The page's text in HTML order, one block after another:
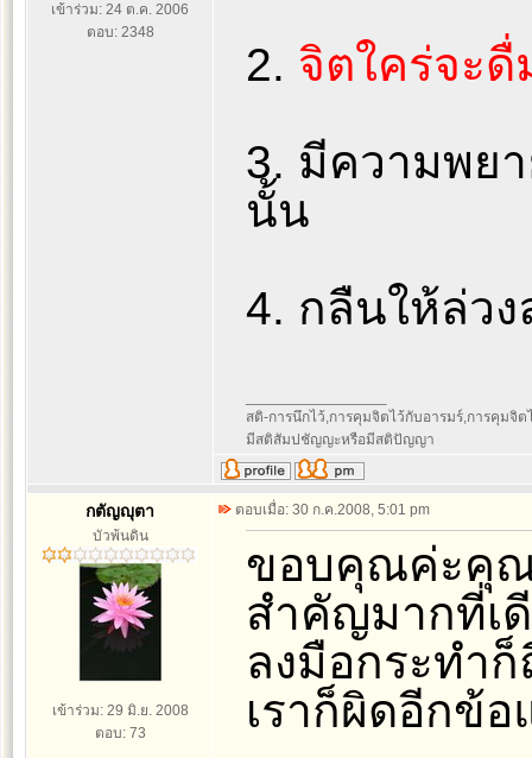
เข้าร่วม: 24 ต.ค. 2006
ตอบ: 2348
2. จิตใคร่จะดื่
3. มีความพย
นั้น
4. กลืนให้ล่วง
สติ-การนึกไว้,การคุมจิตไว้กับอารมร์,การคุมจิ
มีสติสัมปชัญญะหรือมีสติปัญญา
กตัญญุตา
บัวพ้นดิน
เข้าร่วม: 29 มิ.ย. 2008
ตอบ: 73
ตอบเมื่อ: 30 ก.ค.2008, 5:01 pm
ขอบคุณค่ะคุณ
สำคัญมากที่เ
ลงมือกระทำ
เราก็ผิดอีกข้